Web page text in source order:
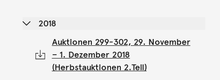
2018
Auktionen 299-302, 29. November
– 1. Dezember 2018
(Herbstauktionen 2.Teil)